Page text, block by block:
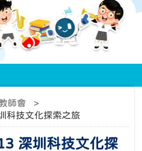
師會
>
科技文化探索之旅
深圳科技文化探